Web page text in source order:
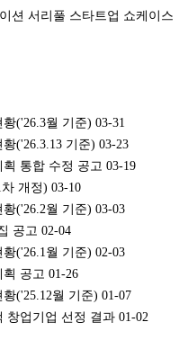
션 서리풀 스타트업 쇼케이스
('26.3월 기준) 03-31
('26.3.13 기준) 03-23
통합 수정 공고 03-19
개정) 03-10
('26.2월 기준) 03-03
공고 02-04
('26.1월 기준) 02-03
공고 01-26
('25.12월 기준) 01-07
창업기업 선정 결과 01-02